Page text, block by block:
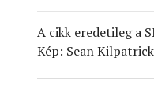
A cikk eredetileg a
Kép: Sean